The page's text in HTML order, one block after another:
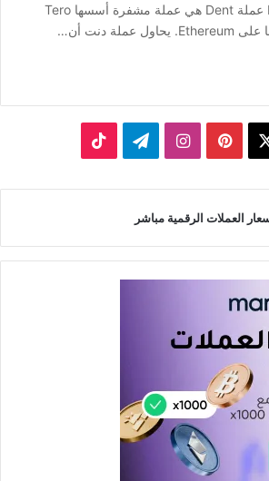
عملة Dent دينت DENT عملة Dent هي عملة مشفرة أسسها Tero
بينتيريستانستقرامتيلقرام
العملات الرقمية مباشر